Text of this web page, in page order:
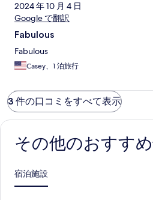
2024 年 10 月 4 日
Google で翻訳
Fabulous
Fabulous
Casey、1 泊旅行
3 件の口コミをすべて表示
その他のおすす
宿泊施設